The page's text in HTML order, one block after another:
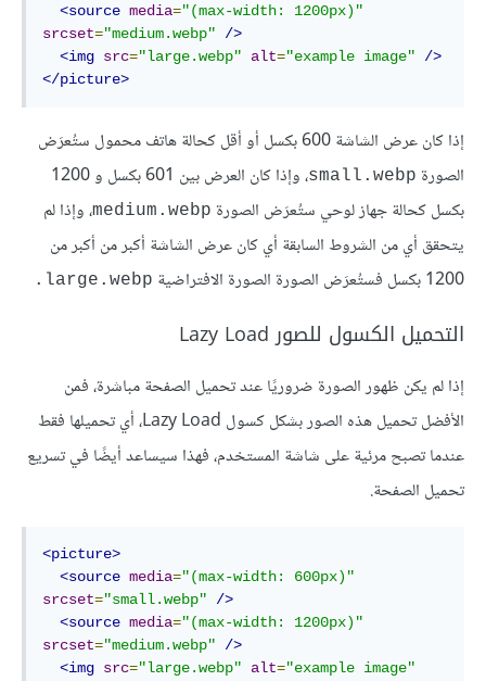
<source media="(max-width: 1200px)"
srcset="medium.webp"
/>
<img src="large.webp" alt="example image"
/>
</picture>
إذا كان عرض الشاشة 600 بكسل أو أقل كحالة هاتف محمول ستُعرَض
الصورة small.webp
، وإذا كان العرض بين 601 بكسل و 1200
بكسل كحالة جهاز لوحي ستُعرَض الصورة medium.webp، وإذا لم
يتحقق أي من الشروط السابقة أي كان عرض الشاشة أكبر من أكبر من
1200 بكسل فستُعرَض الصورة الصورة الافتراضية
large.webp.
التحميل الكسول للصور Lazy Load
إذا لم يكن ظهور الصورة ضروريًا عند تحميل الصفحة مباشرة، فمن
الأفضل تحميل هذه الصور بشكل كسول Lazy Load، أي تحميلها فقط
عندما تصبح مرئية على شاشة المستخدم، فهذا سيساعد أيضًا في تسريع
تحميل الصفحة.
<picture>
<source media="(max-width: 600px)"
srcset="small.webp"
/>
<source media="(max-width: 1200px)"
srcset="medium.webp"
/>
<img src="large.webp" alt="example image"